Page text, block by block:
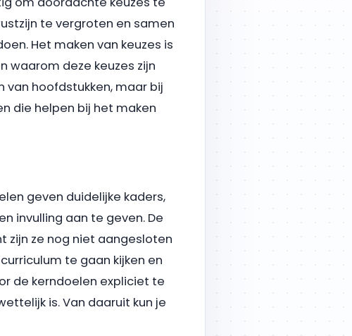
te vergroten en samen
Het maken van keuzes is
waarom deze keuzes zijn
hoofdstukken, maar bij
die helpen bij het maken
geven duidelijke kaders,
invulling aan te geven. De
zijn ze nog niet aangesloten
te gaan kijken en
de kerndoelen expliciet te
is. Van daaruit kun je